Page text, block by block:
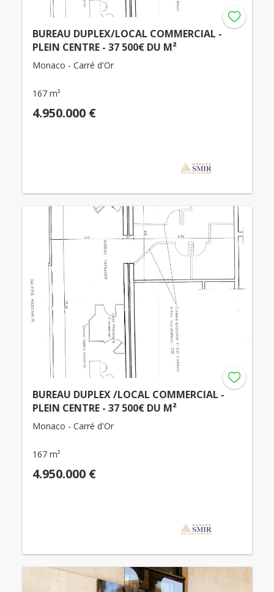
BUREAU DUPLEX/LOCAL COMMERCIAL -
PLEIN CENTRE - 37 500€ DU M²
Monaco - Carré d'Or
167 m²
4.950.000 €
BUREAU DUPLEX /LOCAL COMMERCIAL -
PLEIN CENTRE - 37 500€ DU M²
Monaco - Carré d'Or
167 m²
4.950.000 €